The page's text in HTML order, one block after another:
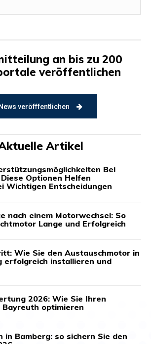
an bis zu 200
veröffentlichen
News veröfffentlichen
Artikel
Bei
Optionen Helfen
Wichtigen Entscheidungen
nach einem Motorwechsel: So
Lange und Erfolgreich
Wie Sie den Austauschmotor in
erfolgreich installieren und
2026: Wie Sie Ihren
optimieren
in Bamberg: so sichern Sie den